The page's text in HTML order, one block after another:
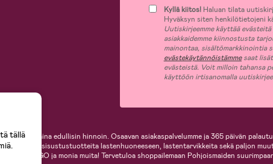
Kyllä kiitos!Haluan tilata
Hyväksyn siten henkilötietojeni
Uutiskirjeemme käyttää
asiakkaidemme kiinnostusta
mainontaa, sisältömarkkinointia
evästekäytännöistämmesaat
evästeistä. Voit milloin tahansa
käyttöön irtisanomalla
ja aina edullisin hinnoin. Osaavan asiakaspalvelumme ja 365 päivän
sisustustuotteita lastenhuoneeseen, lastentarvikkeita sekä paljon
LEGO ja monia muita! Tervetuloa shoppailemaan Pohjoismaiden
tällä